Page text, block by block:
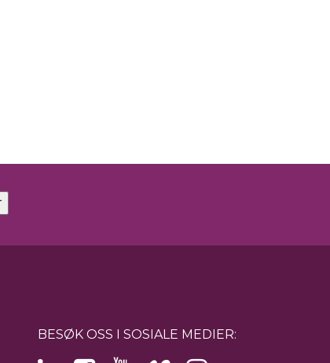
BESØK OSS I SOSIALE MEDIER: